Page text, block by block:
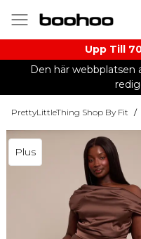
Upp Till
Den här webbplatsen
PrettyLittleThing Shop By Fit /
Plus